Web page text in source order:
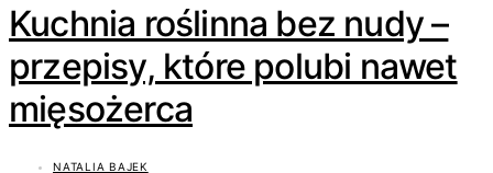
Kuchnia roślinna bez nudy –
przepisy, które polubi nawet
mięsożerca
NATALIA BAJEK